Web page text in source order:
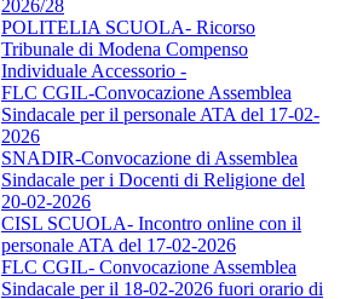
2026/28
POLITELIA SCUOLA- Ricorso
Tribunale di Modena Compenso
Individuale Accessorio -
FLC CGIL-Convocazione Assemblea
Sindacale per il personale ATA del 17-02-
2026
SNADIR-Convocazione di Assemblea
Sindacale per i Docenti di Religione del
20-02-2026
CISL SCUOLA- Incontro online con il
personale ATA del 17-02-2026
FLC CGIL- Convocazione Assemblea
Sindacale per il 18-02-2026 fuori orario di